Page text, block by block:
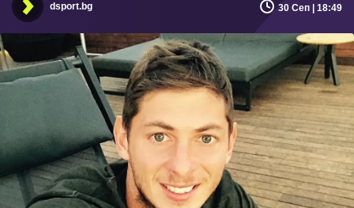
dsport.bg 30 Сеп | 18:49